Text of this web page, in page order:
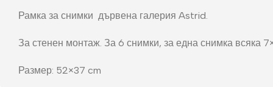
Рамка за снимки дървена галерия Astrid.
За стенен монтаж. За 6 снимки, за една снимка всяка
Размер: 52×37 cm